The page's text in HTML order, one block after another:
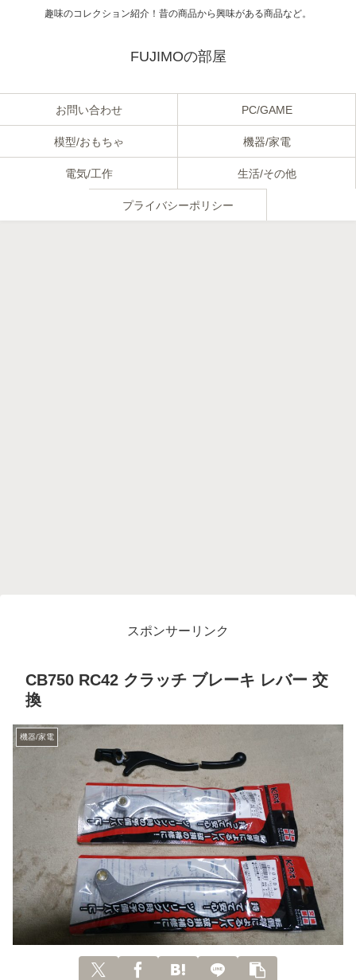
趣味のコレクション紹介！昔の商品から興味がある商品など。
FUJIMOの部屋
お問い合わせ PC/GAME
模型/おもちゃ 機器/家電
電気/工作 生活/その他
プライバシーポリシー
スポンサーリンク
CB750 RC42 クラッチ ブレーキ レバー 交
換
機器/家電